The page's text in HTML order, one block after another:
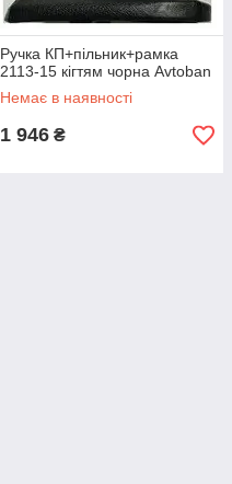
Ручка КП+пільник+рамка
2113-15 кігтям чорна Avtoban
Немає в наявності
1 946 ₴